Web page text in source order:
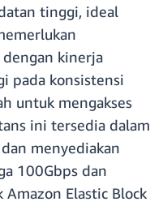
tinggi, ideal
kinerja
pada konsistensi
untuk mengakses
ini tersedia dalam
menyediakan
100Gbps dan
Amazon Elastic Block